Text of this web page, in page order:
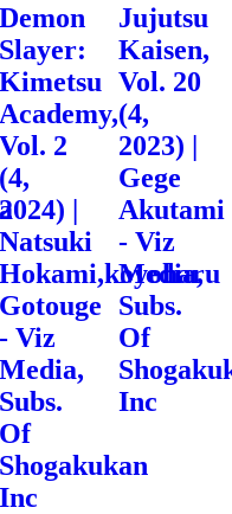
Demon
Slayer:
Kimetsu
Academy,
Vol. 2
(4,
|
Natsuki
Hokami,koyoharu
Gotouge
- Viz
Media,
Subs.
Of
Shogakukan
Inc
Jujutsu
Kaisen,
Vol. 20
(4,
2023) |
Gege
Akutami
- Viz
Media,
Subs.
Of
Inc